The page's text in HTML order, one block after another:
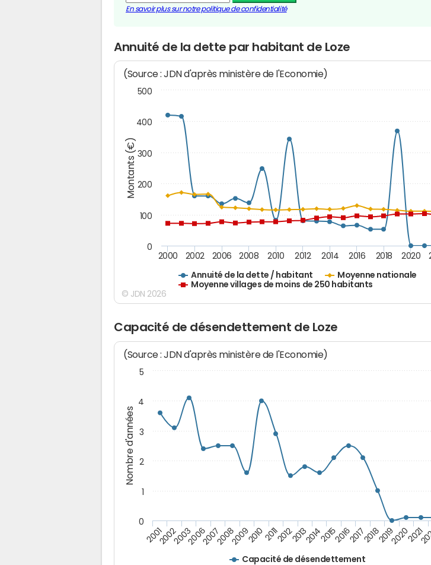
En savoir plus sur notre politique de confidentialité
Annuité de la dette par habitant de Loze
Montants (€)
(Source : JDN d'après ministère de l'Economie)
Annuité de la dette / habitant
Moyenne nationale
Moyenne villages de moins de 250 habitants
2000 2002 2006 2008 2010 2012 2014 2016 2018 2020
0
100
200
300
400
500
© JDN 2026
Capacité de désendettement de Loze
Nombre d'années
(Source : JDN d'après ministère de l'Economie)
Capacité de désendettement
2001200220032006200720082009201020112012201320142015201620172018201920202021
0
1
2
3
4
5